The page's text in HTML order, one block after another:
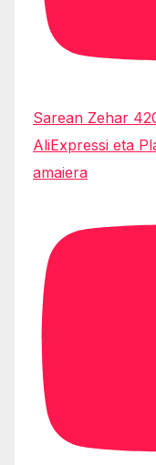
Sarean Zehar
AliExpressi eta
amaiera